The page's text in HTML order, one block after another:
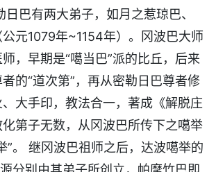
巴有两大弟子，如月之惹琼巴、
元1079年~1154年）。冈波巴大师
，早期是“噶当巴”派的比丘，后来
的“道次第”，再从密勒日巴尊者修
大手印，教法合一，著成《解脱庄
第子无数，从冈波巴所传下之噶举
”。 继冈波巴祖师之后，达波噶举的